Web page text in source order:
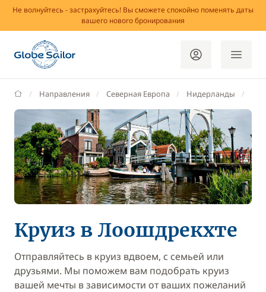
Не волнуйтесь - застрахуйтесь! Вы сможете спокойно поменять даты
вашего нового бронирования
GlobeSailor
Направления Северная Европа Нидерланды
Круиз в Лоошдрекхте
Отправляйтесь в круиз вдвоем, с семьей или
друзьями. Мы поможем вам подобрать круиз
вашей мечты в зависимости от ваших пожеланий